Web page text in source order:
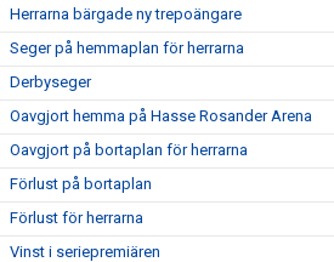
Herrarna bärgade ny trepoängare
Seger på hemmaplan för herrarna
Derbyseger
Oavgjort hemma på Hasse Rosander Arena
Oavgjort på bortaplan för herrarna
Förlust på bortaplan
Förlust för herrarna
Vinst i seriepremiären